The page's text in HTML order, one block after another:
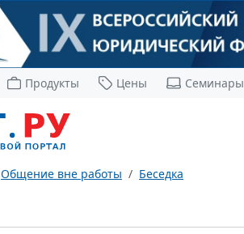
Продукты Цены Семинары
Общение вне работы Беседка